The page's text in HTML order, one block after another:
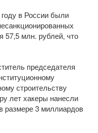
в России были
57,5 млн. рублей, что
председателя
строительству
лет хакеры нанесли
размере 3 миллиардов